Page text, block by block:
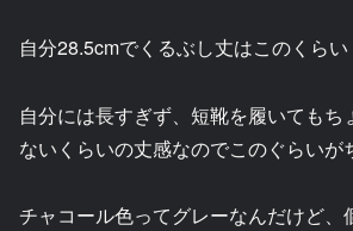
自分28.5cmでくるぶし丈はこのくらい
自分には長すぎず、短靴を履いてもち
ないくらいの丈感なのでこのぐらいが
チャコール色ってグレーなんだけど、